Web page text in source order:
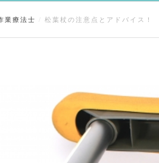
業療法士 松葉杖の注意点とアドバイス！